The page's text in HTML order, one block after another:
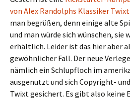
von Alex Randolphs Klassiker Twixt
man begrüßen, denn einige alte
und man würde sich wünschen, sie
erhältlich. Leider ist das hier aber
gewöhnlicher Fall. Der neue
nämlich ein Schlupfloch im
ausgenutzt und sich Copyright-
Twixt gesichert. Es gibt also keine